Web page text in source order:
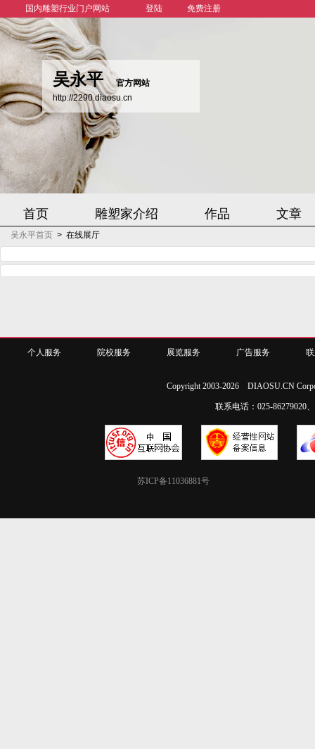
国内雕塑行业门户网站 登陆 免费注册
吴永平
官方网站
http://2290.diaosu.cn
首页 雕塑家介绍 作品 文章
吴永平首页 > 在线展厅
个人服务 院校服务 展览服务 广告服务
Copyright 2003-2026 DIAOSU.CN
联系电话：025-86279020
苏ICP备11036881号